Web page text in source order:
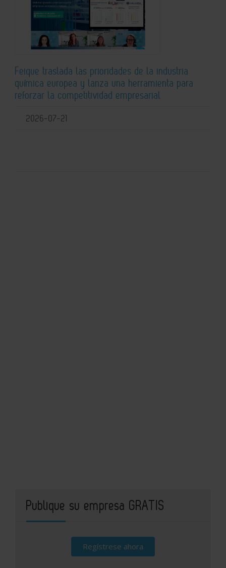
Feique traslada las prioridades de la industria
química europea y lanza una herramienta para
reforzar la competitividad empresarial
2026-07-21
Publique su empresa GRATIS
Regístrese ahora